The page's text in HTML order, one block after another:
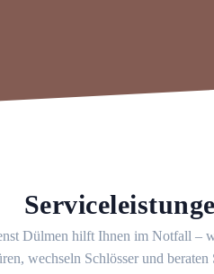
Dülmen hilft Ihnen im Notfall –
wechseln Schlösser und